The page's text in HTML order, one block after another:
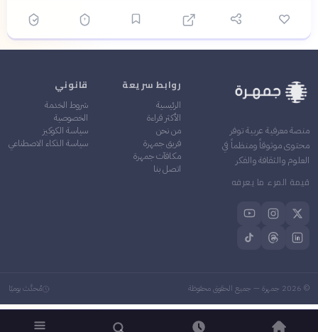
منصة معرفية عربية توفر
محتوى موثوقاً ومنظماً في
العلوم والثقافة والفكر
قيمة المرء ما يعرفه
روابط سريعة
الرئيسية
الأكثر قراءة
من نحن
فريق جمهرة
مكافآت جمهرة
اتصل بنا
قانوني
شروط الخدمة
الخصوصية
سياسة الكوكيز
سياسة الذكاء الاصطناعي
©
2026 جمهرة — جميع الحقوق محفوظة مُحدَّث يوميًا